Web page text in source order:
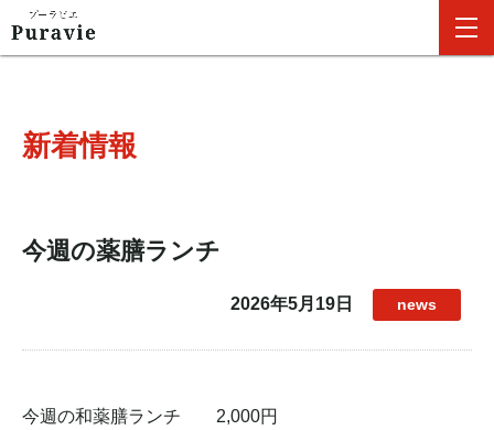
新着情報
今週の薬膳ランチ
2026年5月19日 news
今週の和薬膳ランチ 2,000円